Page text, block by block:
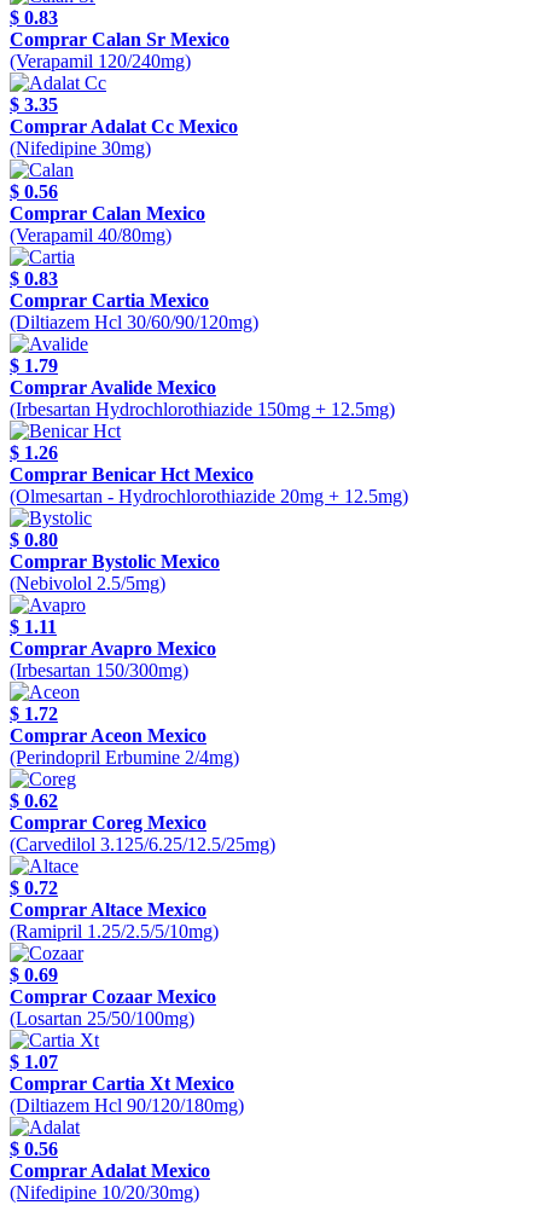
$ 0.83
Comprar Calan Sr Mexico
(Verapamil 120/240mg)
$ 3.35
Comprar Adalat Cc Mexico
(Nifedipine 30mg)
$ 0.56
Comprar Calan Mexico
(Verapamil 40/80mg)
$ 0.83
Comprar Cartia Mexico
(Diltiazem Hcl 30/60/90/120mg)
$ 1.79
Comprar Avalide Mexico
(Irbesartan Hydrochlorothiazide 150mg + 12.5mg)
$ 1.26
Comprar Benicar Hct Mexico
(Olmesartan - Hydrochlorothiazide 20mg + 12.5mg)
$ 0.80
Comprar Bystolic Mexico
(Nebivolol 2.5/5mg)
$ 1.11
Comprar Avapro Mexico
(Irbesartan 150/300mg)
$ 1.72
Comprar Aceon Mexico
(Perindopril Erbumine 2/4mg)
$ 0.62
Comprar Coreg Mexico
(Carvedilol 3.125/6.25/12.5/25mg)
$ 0.72
Comprar Altace Mexico
(Ramipril 1.25/2.5/5/10mg)
$ 0.69
Comprar Cozaar Mexico
(Losartan 25/50/100mg)
$ 1.07
Comprar Cartia Xt Mexico
(Diltiazem Hcl 90/120/180mg)
$ 0.56
Comprar Adalat Mexico
(Nifedipine 10/20/30mg)